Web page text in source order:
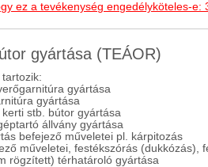
ez a tevékenység engedélyköteles-e:
gyártása (TEÁOR)
gyártása
gyártása
stb. bútor gyártása
állvány gyártása
befejező műveletei pl. kárpitozás
műveletei, festékszórás (dukkózás),
rögzített) térhatároló gyártása